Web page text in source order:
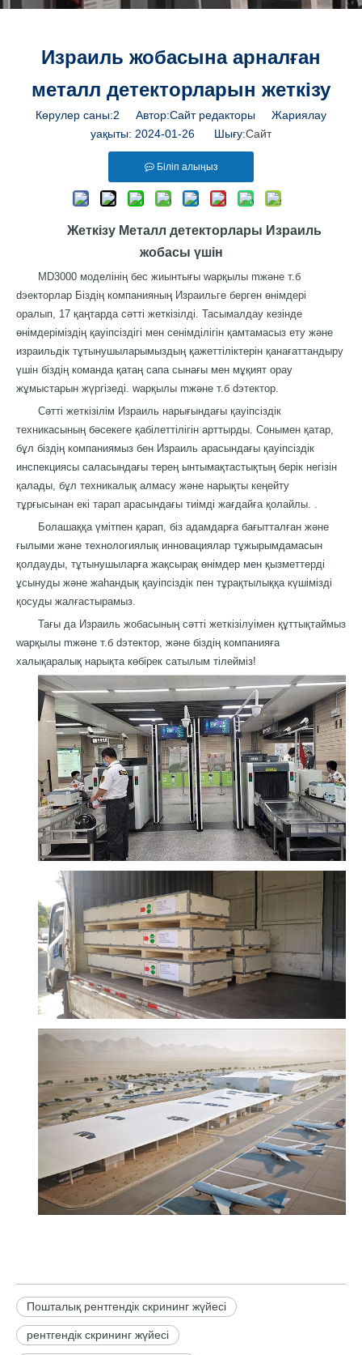
Израиль жобасына арналған
металл детекторларын жеткізу
Көрулер саны:2 Автор:Сайт редакторы Жариялау
уақыты: 2024-01-26 Шығу:Сайт
Біліп алыңыз
ЖеткізуМеталл детекторлары Израиль
жобасы үшін
MD3000 моделінің бес жиынтығы wарқылы mжәне т.б
dэекторлар Біздің компанияның Израильге берген өнімдері
оралып, 17 қаңтарда сәтті жеткізілді. Тасымалдау кезінде
өнімдеріміздің қауіпсіздігі мен сенімділігін қамтамасыз ету және
израильдік тұтынушыларымыздың қажеттіліктерін қанағаттандыру
үшін біздің команда қатаң сапа сынағы мен мұқият орау
жұмыстарын жүргізеді. wарқылы mжәне т.б dэтектор.
Сәтті жеткізілім Израиль нарығындағы қауіпсіздік
техникасының бәсекеге қабілеттілігін арттырды. Сонымен қатар,
бұл біздің компаниямыз бен Израиль арасындағы қауіпсіздік
инспекциясы саласындағы терең ынтымақтастықтың берік негізін
қалады, бұл техникалық алмасу және нарықты кеңейту
тұрғысынан екі тарап арасындағы тиімді жағдайға қолайлы. .
Болашаққа үмітпен қарап, біз адамдарға бағытталған және
ғылыми және технологиялық инновациялар тұжырымдамасын
қолдауды, тұтынушыларға жақсырақ өнімдер мен қызметтерді
ұсынуды және жаһандық қауіпсіздік пен тұрақтылыққа күшімізді
қосуды жалғастырамыз.
Тағы да Израиль жобасының сәтті жеткізілуімен құттықтаймыз
wарқылы mжәне т.б dэтектор, және біздің компанияға
халықаралық нарықта көбірек сатылым тілейміз!
Пошталық рентгендік скрининг жүйесі
рентгендік скрининг жүйесі